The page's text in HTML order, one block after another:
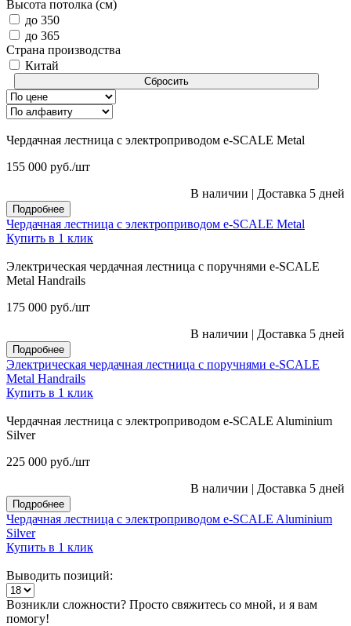
Высота потолка (см)
до 350
до 365
Страна производства
Китай
Сбросить
Чердачная лестница с электроприводом e-SCALE Metal
155 000 руб./шт
В наличии | Доставка 5 дней
Подробнее
Чердачная лестница с электроприводом e-SCALE Metal
Купить в 1 клик
Электрическая чердачная лестница с поручнями e-SCALE
Metal Handrails
175 000 руб./шт
В наличии | Доставка 5 дней
Подробнее
Электрическая чердачная лестница с поручнями e-SCALE
Metal Handrails
Купить в 1 клик
Чердачная лестница с электроприводом e-SCALE Aluminium
Silver
225 000 руб./шт
В наличии | Доставка 5 дней
Подробнее
Чердачная лестница с электроприводом e-SCALE Aluminium
Silver
Купить в 1 клик
Выводить позиций:
Возникли сложности? Просто свяжитесь со мной, и я вам
помогу!